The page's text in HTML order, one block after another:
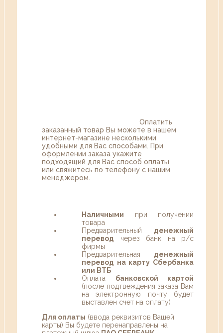
Оплатить
заказанный товар Вы можете в нашем
интернет-магазине несколькими
удобными для Вас способами. При
оформлении заказа укажите
подходящий для Вас способ оплаты
или свяжитесь по телефону с нашим
менеджером.
Наличными при получении
товара
Предварительный денежный
перевод через банк на р/с
фирмы
Предварительная денежный
перевод на карту Сбербанка
или ВТБ
Оплата банковской картой
(после подтвеждения заказа Вам
на электронную почту будет
выставлен счет на оплату)
Для оплаты (ввода реквизитов Вашей
карты) Вы будете перенаправлены на